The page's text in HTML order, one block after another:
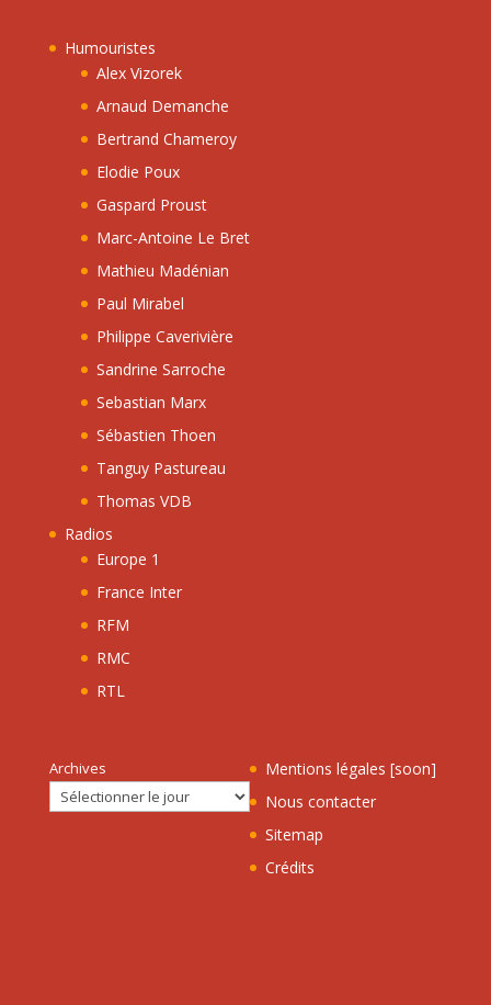
Humouristes
Alex Vizorek
Arnaud Demanche
Bertrand Chameroy
Elodie Poux
Gaspard Proust
Marc-Antoine Le Bret
Mathieu Madénian
Paul Mirabel
Philippe Caverivière
Sandrine Sarroche
Sebastian Marx
Sébastien Thoen
Tanguy Pastureau
Thomas VDB
Radios
Europe 1
France Inter
RFM
RMC
RTL
Archives
Mentions légales [soon]
Nous contacter
Sitemap
Crédits